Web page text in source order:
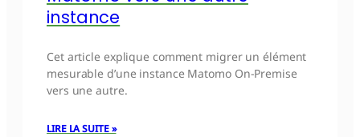
instance
Cet article explique comment migrer un élément
mesurable d’une instance Matomo On-Premise
vers une autre.
LIRE LA SUITE »